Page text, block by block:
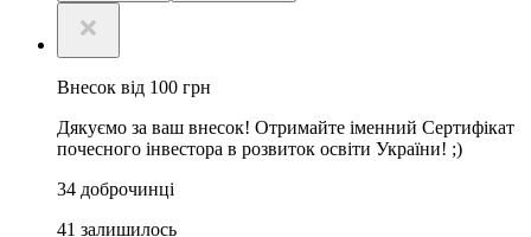
Внесок від 100 грн
Дякуємо за ваш внесок! Отримайте іменний Сертифікат
почесного інвестора в розвиток освіти України! ;)
34 доброчинці
41 залишилось